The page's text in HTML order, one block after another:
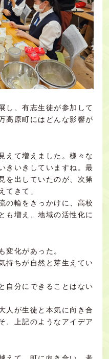
し、有志生徒が参加して
高原町にはどんな影響が
えて増えました。様々な
きいきしていますね。最
を出していたのが、次第
てきて」
の輪をきっかけに、高校
も増え、地域の活性化に
変化があった。
持ちが自然と芽生えてい
自分にできることはない
人が生徒と本気に向き合
、上記のようなアイデア